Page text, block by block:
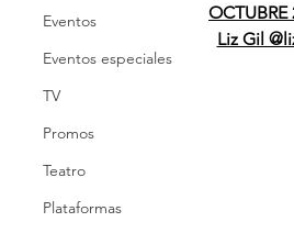
Eventos
Eventos especiales
TV
Promos
Teatro
Plataformas
OCTUBRE
Liz Gil